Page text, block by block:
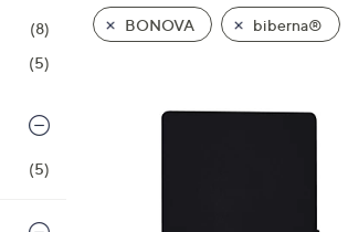
unten
(8)
(5)
(5)
BONOVA biberna®